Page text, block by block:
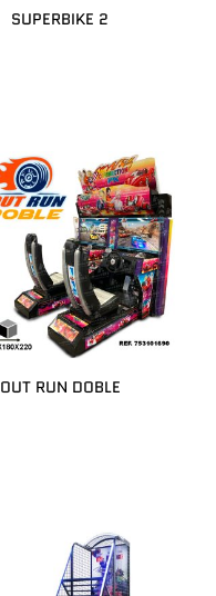
SUPERBIKE 2
OUT RUN DOBLE